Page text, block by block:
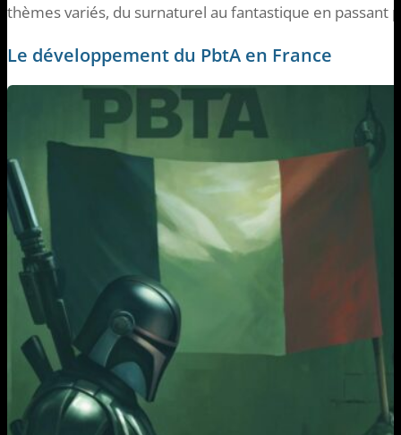
thèmes variés, du surnaturel au fantastique en passant
Le développement du PbtA en France